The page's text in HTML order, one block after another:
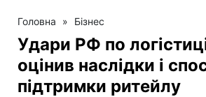
Головна » Бізнес
Удари РФ по
оцінив наслідки і
підтримки ритейлу